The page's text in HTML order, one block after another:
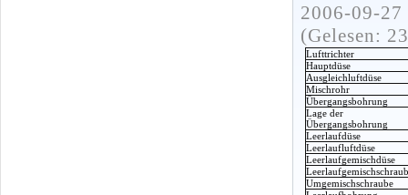
2006-09-
(Gelesen:
Lufttrichter
Hauptdüse
Ausgleichluftdüse
Mischrohr
Übergangsbohrung
Lage der
Übergangsbohrung
Leerlaufdüse
Leerlaufluftdüse
Leerlaufgemischdüse
Umgemischschraube